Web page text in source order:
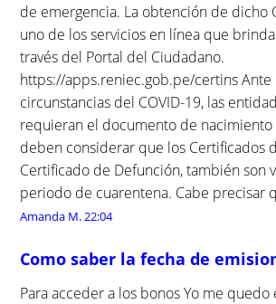
de emergencia. La obtención de dicho
uno de los servicios en línea que brinda
través del Portal del Ciudadano.
https://apps.reniec.gob.pe/certins Ante
circunstancias del COVID-19, las
requieran el documento de
deben considerar que los Certificados
Certificado de Defunción, también son
periodo de cuarentena. Cabe precisar
Amanda M.22:04
Como saber la fecha de
Para acceder a los bonos Yo me quedo